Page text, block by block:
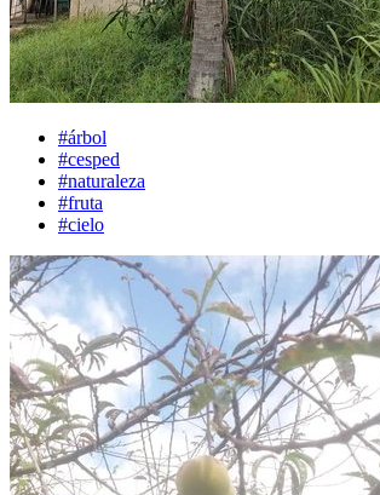
#árbol
#cesped
#naturaleza
#fruta
#cielo